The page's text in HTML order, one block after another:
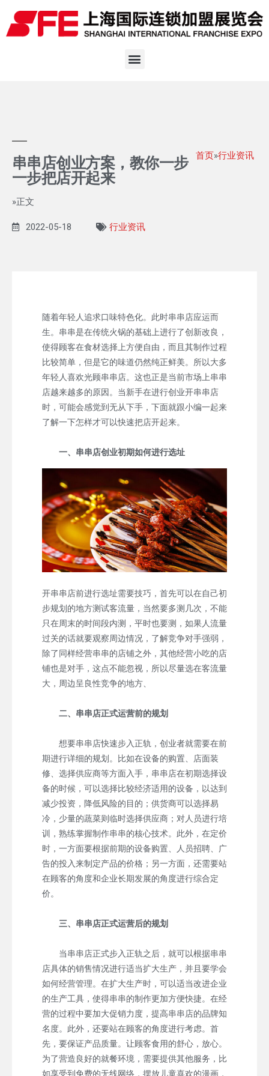
串串店创业方案，教你一步
一步把店开起来
首页»行业资讯
»正文
2022-05-18 行业资讯
随着年轻人追求口味特色化。此时串串店应运而
生。串串是在传统火锅的基础上进行了创新改良，
使得顾客在食材选择上方便自由，而且其制作过程
比较简单，但是它的味道仍然纯正鲜美。所以大多
年轻人喜欢光顾串串店。这也正是当前市场上串串
店越来越多的原因。当新手在进行创业开串串店
时，可能会感觉到无从下手，下面就跟小编一起来
了解一下怎样才可以快速把店开起来。
一、串串店创业初期如何进行选址
开串串店前进行选址需要技巧，首先可以在自己初
步规划的地方测试客流量，当然要多测几次，不能
只在周末的时间段内测，平时也要测，如果人流量
过关的话就要观察周边情况，了解竞争对手强弱，
除了同样经营串串的店铺之外，其他经营小吃的店
铺也是对手，这点不能忽视，所以尽量选在客流量
大，周边呈良性竞争的地方、
二、串串店正式运营前的规划
想要串串店快速步入正轨，创业者就需要在前
期进行详细的规划。比如在设备的购置、店面装
修、选择供应商等方面入手，串串店在初期选择设
备的时候，可以选择比较经济适用的设备，以达到
减少投资，降低风险的目的；供货商可以选择易
冷，少量的蔬菜则临时选择供应商；对人员进行培
训，熟练掌握制作串串的核心技术。此外，在定价
时，一方面要根据前期的设备购置、人员招聘、广
告的投入来制定产品的价格；另一方面，还需要站
在顾客的角度和企业长期发展的角度进行综合定
价。
三、串串店正式运营后的规划
当串串店正式步入正轨之后，就可以根据串串
店具体的销售情况进行适当扩大生产，并且要学会
如何经营管理。在扩大生产时，可以适当改进企业
的生产工具，使得串串的制作更加方便快捷。在经
营的过程中要加大促销力度，提高串串店的品牌知
名度。此外，还要站在顾客的角度进行考虑。首
先，要保证产品质量。让顾客食用的舒心，放心。
为了营造良好的就餐环境，需要提供其他服务，比
如享受到免费的无线网络，摆放儿童喜欢的漫画，